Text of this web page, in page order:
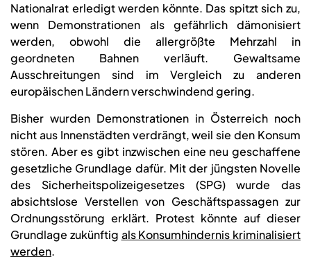
Nationalrat erledigt werden könnte. Das spitzt sich zu,
wenn Demonstrationen als gefährlich dämonisiert
werden, obwohl die allergrößte Mehrzahl in
geordneten Bahnen verläuft. Gewaltsame
Ausschreitungen sind im Vergleich zu anderen
europäischen Ländern verschwindend gering.
Bisher wurden Demonstrationen in Österreich noch
nicht aus Innenstädten verdrängt, weil sie den Konsum
stören. Aber es gibt inzwischen eine neu geschaffene
gesetzliche Grundlage dafür. Mit der jüngsten Novelle
des Sicherheitspolizeigesetzes (SPG) wurde das
absichtslose Verstellen von Geschäftspassagen zur
Ordnungsstörung erklärt. Protest könnte auf dieser
Grundlage zukünftig als Konsumhindernis kriminalisiert
werden.